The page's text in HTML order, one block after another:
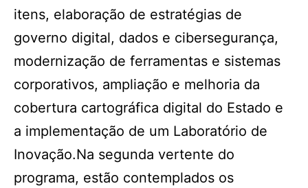
itens, elaboração de estratégias de
governo digital, dados e cibersegurança,
modernização de ferramentas e sistemas
corporativos, ampliação e melhoria da
cobertura cartográfica digital do Estado e
a implementação de um Laboratório de
Inovação.Na segunda vertente do
programa, estão contemplados os